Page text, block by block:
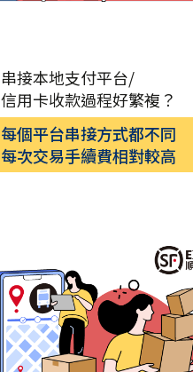
串接本地支付平台/
信用卡收款過程好繁複？
每個平台串接方式都不同
每次交易手續費相對較高